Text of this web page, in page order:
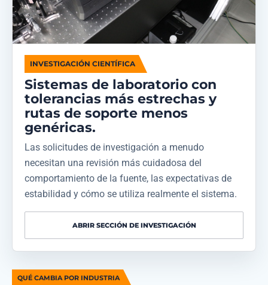
INVESTIGACIÓN CIENTÍFICA
Sistemas de laboratorio con
tolerancias más estrechas y
rutas de soporte menos
genéricas.
Las solicitudes de investigación a menudo
necesitan una revisión más cuidadosa del
comportamiento de la fuente, las expectativas de
estabilidad y cómo se utiliza realmente el sistema.
ABRIR SECCIÓN DE INVESTIGACIÓN
QUÉ CAMBIA POR INDUSTRIA